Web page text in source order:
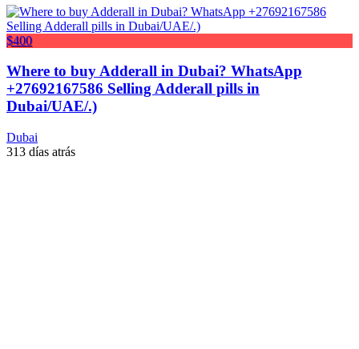
$400
Where to buy Adderall in Dubai? WhatsApp
+27692167586 Selling Adderall pills in
Dubai/UAE/.)
Dubai
313 días atrás